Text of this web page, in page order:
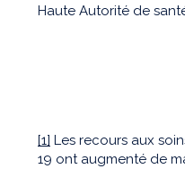
Haute Autorité de
[1] Les recours aux
19 ont augmenté de